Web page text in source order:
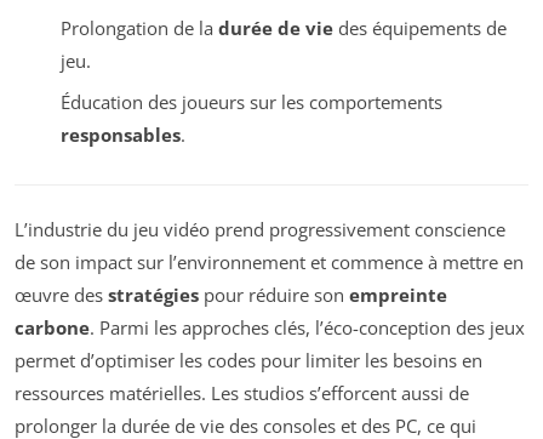
Prolongation de la durée de viedes équipements de
jeu.
Éducation des joueurs sur les comportements
responsables.
L’industrie du jeu vidéo prend progressivement conscience
de son impact sur l’environnement et commence à mettre en
œuvre des stratégies pour réduire son empreinte
carbone. Parmi les approches clés, l’éco-conception des jeux
permet d’optimiser les codes pour limiter les besoins en
ressources matérielles. Les studios s’efforcent aussi de
prolonger la durée de vie des consoles et des PC, ce qui